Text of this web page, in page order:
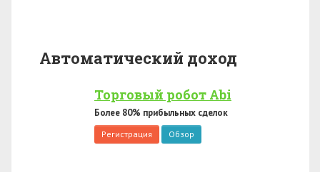
Автоматический доход
Торговый робот Abi
Более 80% прибыльных сделок
Регистрация Обзор